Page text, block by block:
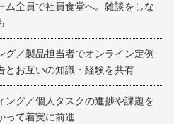
ム全員で社員食堂へ。雑談をしな
グ／製品担当者でオンライン定例
とお互いの知識・経験を共有
ング／個人タスクの進捗や課題を
って着実に前進